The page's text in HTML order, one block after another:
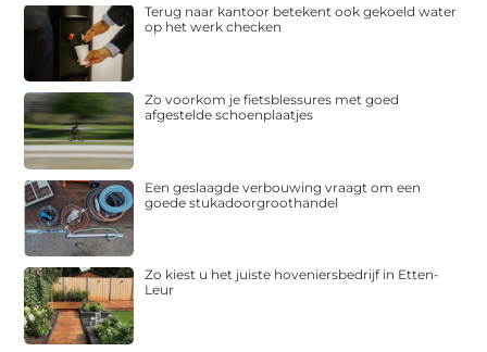
Terug naar kantoor betekent ook gekoeld water
op het werk checken
Zo voorkom je fietsblessures met goed
afgestelde schoenplaatjes
Een geslaagde verbouwing vraagt om een
goede stukadoorgroothandel
Zo kiest u het juiste hoveniersbedrijf in Etten-
Leur